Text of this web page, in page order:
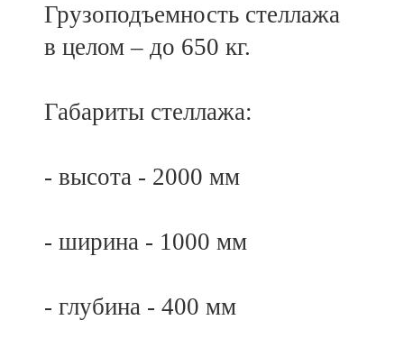
Грузоподъемность стеллажа
в целом – до 650 кг.
Габариты стеллажа:
- высота - 2000 мм
- ширина - 1000 мм
- глубина - 400 мм